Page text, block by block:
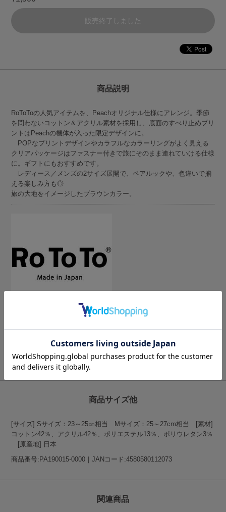
販売終了しました
商品説明
RoToToの人気アイテムを、Peachオリジナル仕様にアレンジ。季節
を問わないコットン＆アクリル素材を採用し、底面のすべり止めプリ
ントはPeachの機体が入った限定デザインに。
POPなプリントデザインやカラフルなカラーリングがよく見える
クリアパッケージはファスナー付きで旅にそのまま連れていける仕様
に。ギフトにもおすすめです。
レディース／メンズの2サイズ展開で、ペアルックや、色違いで揃
える楽しみ方も◎
旅の大地をイメージしたブラウンカラー。
RoToToの商品一覧はこちらをクリック
商品サイズ他
[サイズ] Sサイズ：23～25㎝相当 Mサイズ：25～27cm相当 [素材]
コットン42％、アクリル42％、ポリエステル13％、ポリウレタン3％
[原産地] 日本
商品番号:PA190015-0000｜JANコード:4580580112073
関連商品